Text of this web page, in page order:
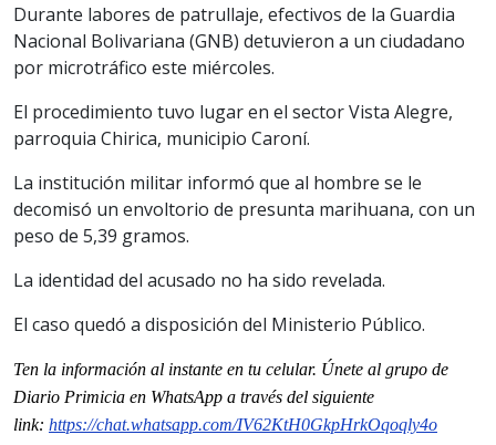
Durante labores de patrullaje, efectivos de la Guardia
Nacional Bolivariana (GNB) detuvieron a un ciudadano
por microtráfico este miércoles.
El procedimiento tuvo lugar en el sector Vista Alegre,
parroquia Chirica, municipio Caroní.
La institución militar informó que al hombre se le
decomisó un envoltorio de presunta marihuana, con un
peso de 5,39 gramos.
La identidad del acusado no ha sido revelada.
El caso quedó a disposición del Ministerio Público.
Ten la información al instante en tu celular. Únete al grupo de
Diario Primicia en WhatsApp a través del siguiente
link: https://chat.whatsapp.com/IV62KtH0GkpHrkOqoqly4o